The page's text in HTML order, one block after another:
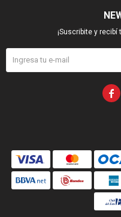
¡Suscribite y
